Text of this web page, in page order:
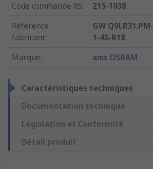
Code commande RS:
215-1038
Référence
fabricant:
GW
1-45-R18
Marque: ams OSRAM
Caractéristiques techniques
Documentation technique
Législation et Conformité
Détail produit